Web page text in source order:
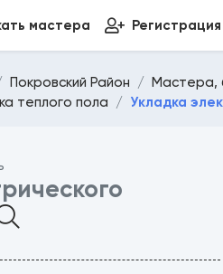
мастера Регистрация
Покровский Район
Мастера,
теплого пола Укладка